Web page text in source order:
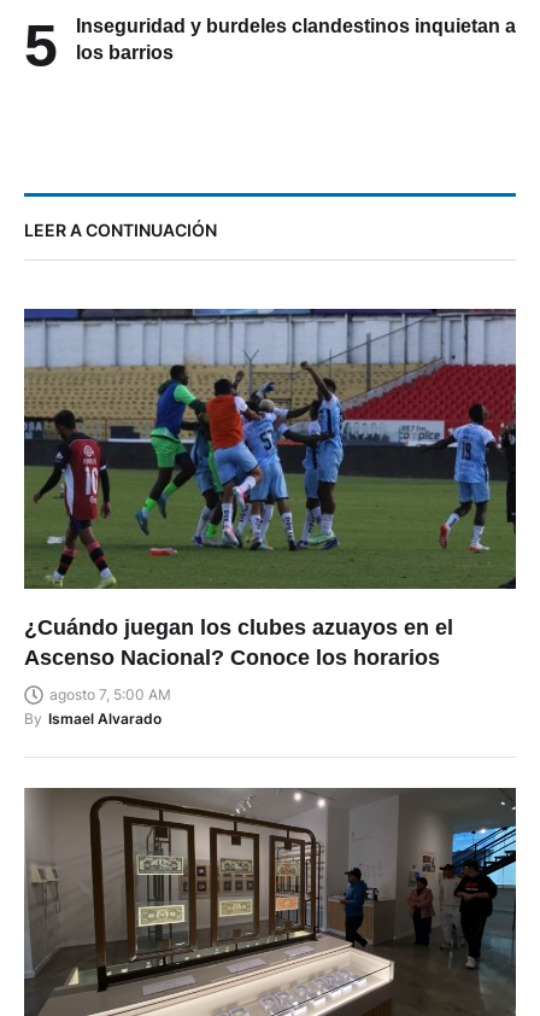
5
Inseguridad y burdeles clandestinos inquietan a
los barrios
LEER A CONTINUACIÓN
¿Cuándo juegan los clubes azuayos en el
Ascenso Nacional? Conoce los horarios
agosto 7, 5:00 AM
By Ismael Alvarado